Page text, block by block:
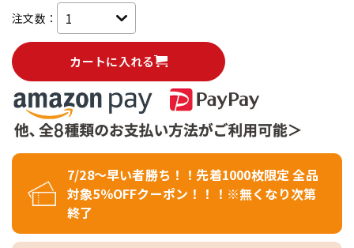
注文数：
カートに入れる
7/28～早い者勝ち！！先着1000枚限定 全品
対象5％OFFクーポン！！！※無くなり次第
終了